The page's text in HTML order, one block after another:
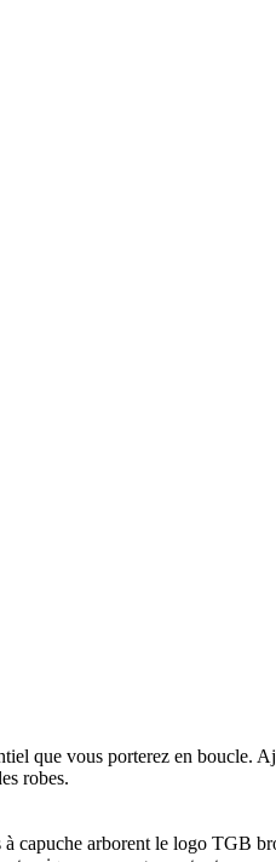
que vous porterez en
robes.
capuche arborent le logo TGB